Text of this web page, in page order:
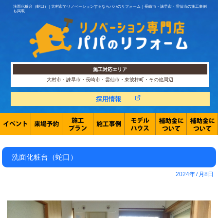
洗面化粧台（蛇口） | 大村市でリノベーションするならパパのリフォーム｜長崎市・諫早市・雲仙市の施工事例
も掲載
施工対応エリア
大村市・諫早市・長崎市・雲仙市・東彼杵町・その他周辺
採用情報
洗面化粧台（蛇口）
2024年7月8日